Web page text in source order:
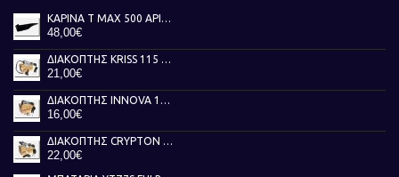
ΚΑΡΙΝΑ T MAX 500 ΑΡΙΣΤΕΡΗ ΜΑΥΡΗ 01-07
48,00€
ΔΙΑΚΟΠΤΗΣ KRISS 115 TOBAKI
21,00€
ΔΙΑΚΟΠΤΗΣ INNOVA 125 TOBAKI
16,00€
ΔΙΑΚΟΠΤΗΣ CRYPTON X 135 TOBAKI
22,00€